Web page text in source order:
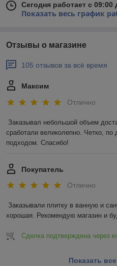
Сегодня работает с 09:00
Показать весь график
Отзывы о магазине
105 отзывов за всё время
Максим
Отлично
Заказывал небольшой объем
сработали великолепно. Четко,
подходом. Спасибо!
Покупатель
Отлично
Заказывали плитку в ванную и
хорошая. Рекомендую магазин и
Сделка подтверждена через
Показать